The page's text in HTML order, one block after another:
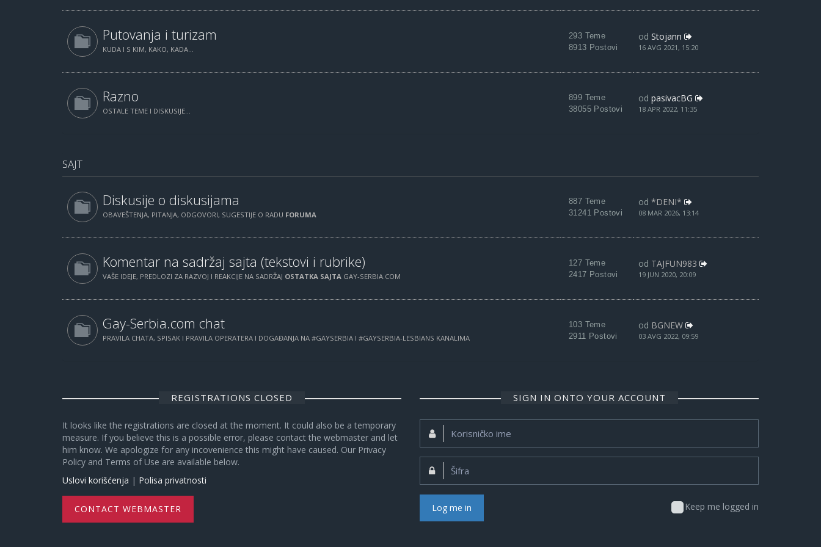
Putovanja i turizam
KUDA I S KIM, KAKO, KADA...
293 Teme
8913 Postovi
od Stojann
16 AVG 2021, 15:20
Razno
OSTALE TEME I DISKUSIJE...
899 Teme
38055 Postovi
od pasivacBG
18 APR 2022, 11:35
SAJT
Diskusije o diskusijama
OBAVEŠTENJA, PITANJA, ODGOVORI, SUGESTIJE O RADU FORUMA
887 Teme
31241 Postovi
od *DENI*
08 MAR 2026, 13:14
Komentar na sadržaj sajta (tekstovi i rubrike)
VAŠE IDEJE, PREDLOZI ZA RAZVOJ I REAKCIJE NA SADRŽAJ OSTATKA SAJTA GAY-SERBIA.COM
127 Teme
2417 Postovi
od TAJFUN983
19 JUN 2020, 20:09
Gay-Serbia.com chat
PRAVILA CHATA, SPISAK I PRAVILA OPERATERA I DOGAĐANJA NA #GAYSERBIA I #GAYSERBIA-LESBIANS KANALIMA
103 Teme
2911 Postovi
od BGNEW
03 AVG 2022, 09:59
REGISTRATIONS CLOSED
It looks like the registrations are closed at the moment. It could also be a temporary
measure. If you believe this is a possible error, please contact the webmaster and let
him know. We apologize for any incovenience this might have caused. Our Privacy
Policy and Terms of Use are available below.
Uslovi korišćenja | Polisa privatnosti
CONTACT WEBMASTER
SIGN IN ONTO YOUR ACCOUNT
Korisničko
Šifra:
Keep me logged in
Log me in